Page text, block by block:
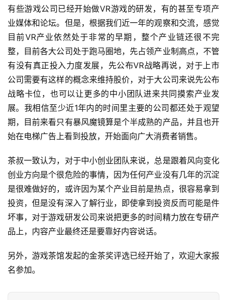
休
闲
游
戏
2
0
2
5
第
三
届
金
茶
奖
7
有些游戏公司已经开始做VR游戏的研发，有的甚至专项产
业媒体和论坛。但是，根据我们近一年的观察和交流，感觉
目前VR产业依然处于非常的早期，整个产业链还很不完
整，目前各大公司处于跑马圈地，先占领产业制高点，不管
有没有真正投入力度发展，先公布VR战略再说，对于上市
公司需要有这样的概念来维持股价，对于大公司来说先公布
战略卡位，也可以让更多的中小团队进来共同摸索产业发
展。我相信至少近1年内的时间里主要的公司都还处于观望
期，目前来看只有暴风魔镜算是个半成熟的产品，并且也开
始在电梯广告上看到投放，开始面向广大消费者销售。
茶叔一致认为，对于中小创业团队来说，总是跟着风向变化
创业方向是个很危险的事情，因为任何产业没有几年的沉淀
是很难做好的，或许因为某个产业目前是热点，很容易拿到
投资，但是没有深入了解行业，即使拿到投资反而可能是件
坏事，对于游戏研发公司来说把更多的时间精力放在专研产
品上，内容产业最终还是要靠好内容说话。
另外，游戏茶馆发起的金茶奖评选已经开始了，欢迎大家报
名参加。